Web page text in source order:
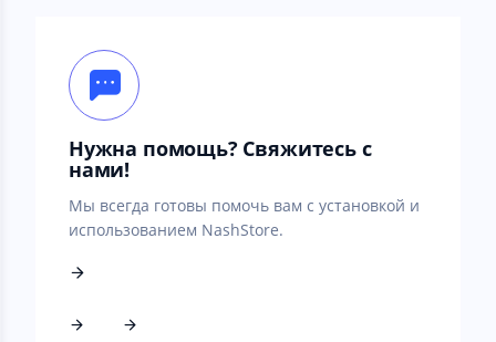
Нужна помощь? Свяжитесь с
нами!
Мы всегда готовы помочь вам с установкой и
использованием NashStore.